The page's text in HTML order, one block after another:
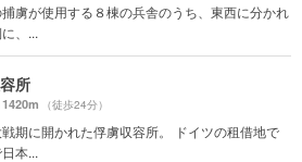
虜が使用する８棟の兵舎のうち、東西に分かれ
、...
所
1420m （徒歩24分）
期に開かれた俘虜収容所。 ドイツの租借地で
本...